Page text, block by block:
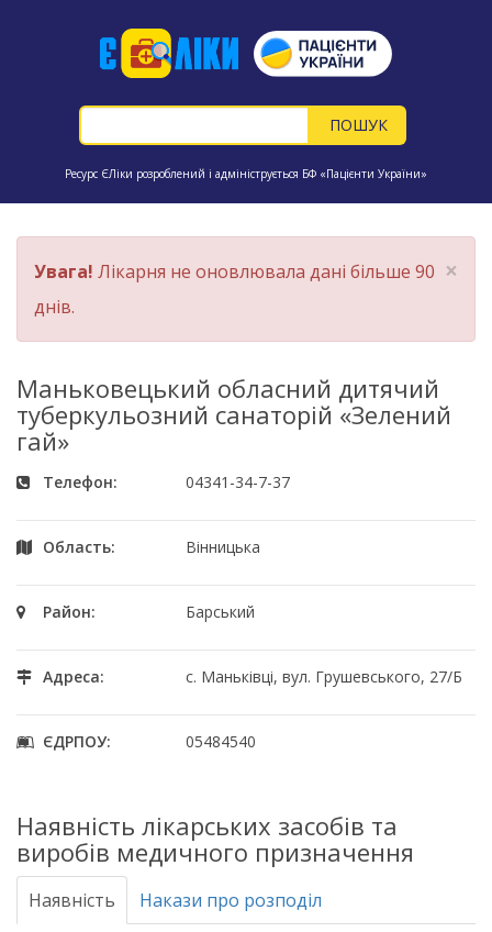
Ресурс ЄЛіки розроблений і адмініструється БФ «Пацієнти України»
×
Увага! Лікарня не оновлювала дані більше 90
днів.
Маньковецький обласний дитячий
туберкульозний санаторій «Зелений
гай»
Телефон: 04341-34-7-37
Область: Вінницька
Район: Барський
Адреса: с. Маньківці, вул. Грушевського, 27/Б
ЄДРПОУ: 05484540
Наявність лікарських засобів та
виробів медичного призначення
Наявність Накази про розподіл